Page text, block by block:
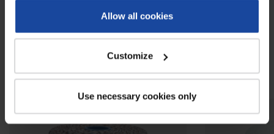
Allow all cookies
Customize
Use necessary cookies only
À voir également